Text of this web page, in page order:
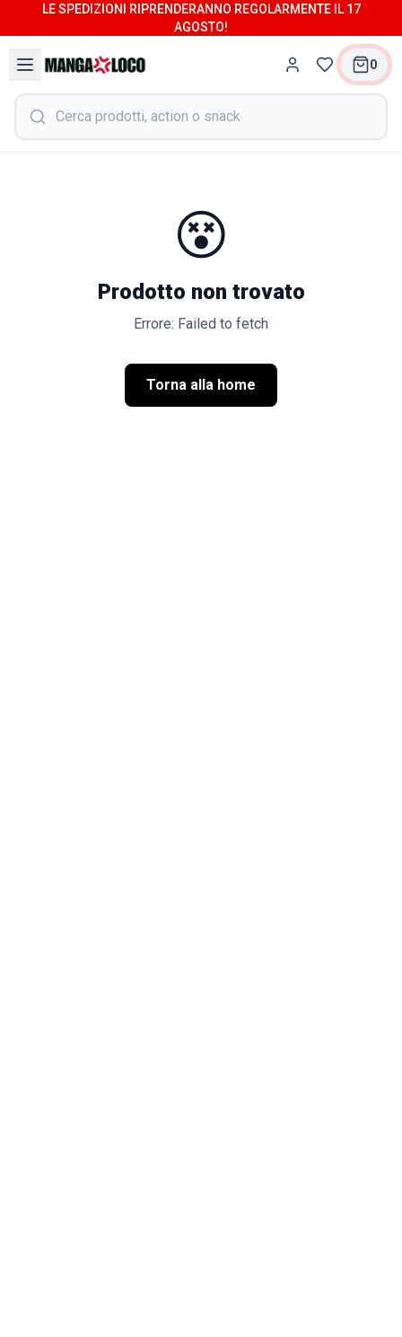
LE SPEDIZIONI RIPRENDERANNO REGOLARMENTE IL 17
AGOSTO!
0
😵
Prodotto non trovato
Errore: Failed to fetch
Torna alla home